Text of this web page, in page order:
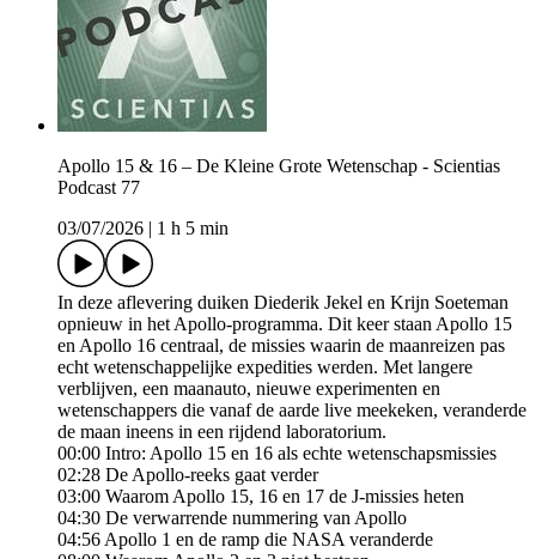
Apollo 15 & 16 – De Kleine Grote Wetenschap - Scientias
Podcast 77
03/07/2026
1 h 5 min
In deze aflevering duiken Diederik Jekel en Krijn Soeteman
opnieuw in het Apollo-programma. Dit keer staan Apollo 15
en Apollo 16 centraal, de missies waarin de maanreizen pas
echt wetenschappelijke expedities werden. Met langere
verblijven, een maanauto, nieuwe experimenten en
wetenschappers die vanaf de aarde live meekeken, veranderde
de maan ineens in een rijdend laboratorium.
00:00 Intro: Apollo 15 en 16 als echte wetenschapsmissies
02:28 De Apollo-reeks gaat verder
03:00 Waarom Apollo 15, 16 en 17 de J-missies heten
04:30 De verwarrende nummering van Apollo
04:56 Apollo 1 en de ramp die NASA veranderde